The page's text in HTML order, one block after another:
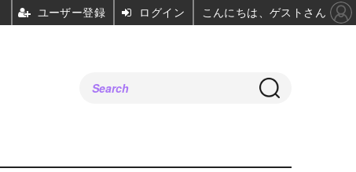
ユーザー登録 ログイン こんにちは、ゲストさん